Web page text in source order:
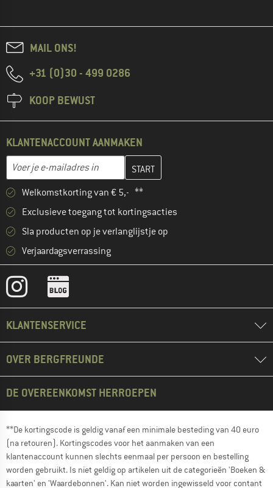
MAIL ONS!
+31 (0)30 - 499 0286
KOOP BEWUST
KLANTENACCOUNT AANMAKEN
E-mailadres
Vul je e-mailadres hier in en maak in de volgende stap je
Welkomstkorting van € 5,- **
Exclusieve toegang tot kortingsacties
Sla producten op je verlanglijstje op
Verjaardagsverrassing
KLANTENSERVICE
OVER BERGFREUNDE
DE OVEREENKOMST HERROEPEN
**De kortingscode is geldig vanaf een minimale besteding van 40 euro
(na retouren). Kortingscodes voor het aanmaken van een
klantenaccount kunnen slechts eenmaal per persoon en bestelling
worden gebruikt. Is niet geldig op artikelen uit de categorieën 'Boeken &
kaarten' en 'Waardebonnen'. Kan niet worden ingewisseld voor contant